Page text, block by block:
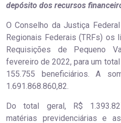
depósito dos recursos
O Conselho da Justiça
Regionais Federais (TRFs) os
Requisições de Pequeno
fevereiro de 2022, para um
155.755 beneficiários. A
1.691.868.860,82.
Do total geral, R$
matérias previdenciárias e